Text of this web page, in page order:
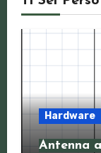
Hardware
Antenna